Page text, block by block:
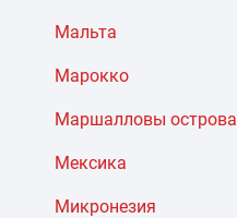
Мальта
Марокко
Маршалловы острова
Мексика
Микронезия